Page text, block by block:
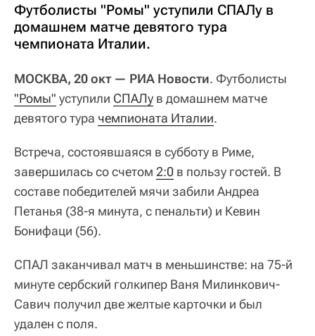
Футболисты "Ромы" уступили СПАЛу в
домашнем матче девятого тура
чемпионата Италии.
МОСКВА, 20 окт — РИА Новости. Футболисты
"Ромы" уступили СПАЛу в домашнем матче
девятого тура чемпионата Италии.
Встреча, состоявшаяся в субботу в Риме,
завершилась со счетом 2:0 в пользу гостей. В
составе победителей мячи забили Андреа
Петанья (38-я минута, с пенальти) и Кевин
Бонифаци (56).
СПАЛ заканчивал матч в меньшинстве: на 75-й
минуте сербский голкипер Ваня Милинкович-
Савич получил две желтые карточки и был
удален с поля.